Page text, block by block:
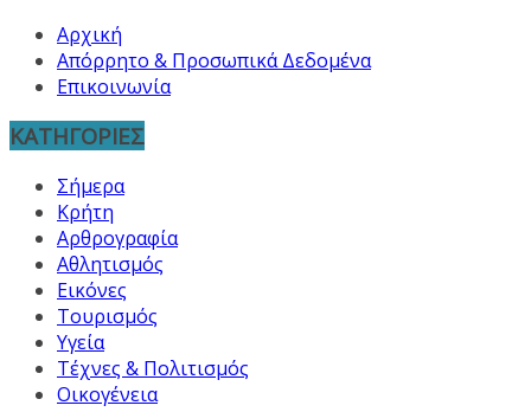
Αρχική
Απόρρητο & Προσωπικά Δεδομένα
Επικοινωνία
ΚΑΤΗΓΟΡΙΕΣ
Σήμερα
Κρήτη
Αρθρογραφία
Αθλητισμός
Εικόνες
Τουρισμός
Υγεία
Τέχνες & Πολιτισμός
Οικογένεια